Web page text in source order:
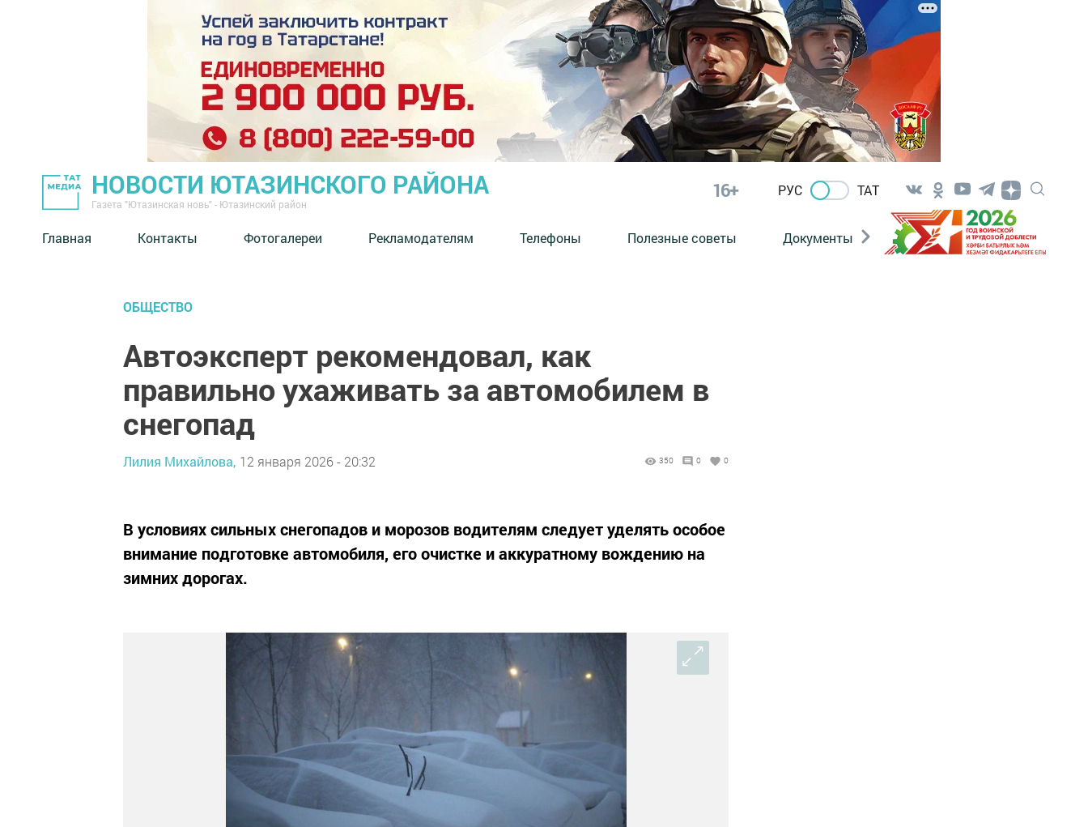
НОВОСТИ ЮТАЗИНСКОГО РАЙОНА
Газета "Ютазинская новь" - Ютазинский район
16+ РУС ТАТ
Главная Контакты Фотогалереи Рекламодателям Телефоны Полезные советы Документы Патриотизм
ОБЩЕСТВО
Автоэксперт рекомендовал, как
правильно ухаживать за автомобилем в
снегопад
Лилия Михайлова, 12 января 2026 - 20:32 350 0 0
В условиях сильных снегопадов и морозов водителям следует уделять особое
внимание подготовке автомобиля, его очистке и аккуратному вождению на
зимних дорогах.